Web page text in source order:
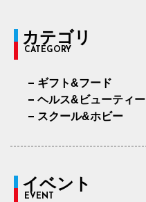
カテゴリ
CATEGORY
ギフト&フード
ヘルス&ビューティー
スクール&ホビー
イベント
EVENT